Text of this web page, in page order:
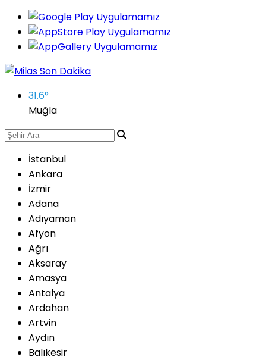
31.6°
Muğla
İstanbul
Ankara
İzmir
Adana
Adıyaman
Afyon
Ağrı
Aksaray
Amasya
Antalya
Ardahan
Artvin
Aydın
Balıkesir